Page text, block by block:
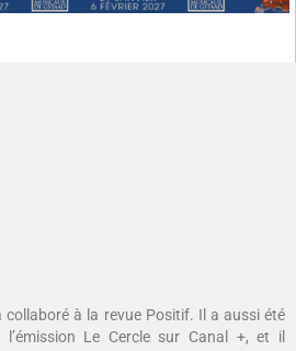
collaboré à la revue Positif. Il a aussi été
Le Cercle sur Canal +, et il